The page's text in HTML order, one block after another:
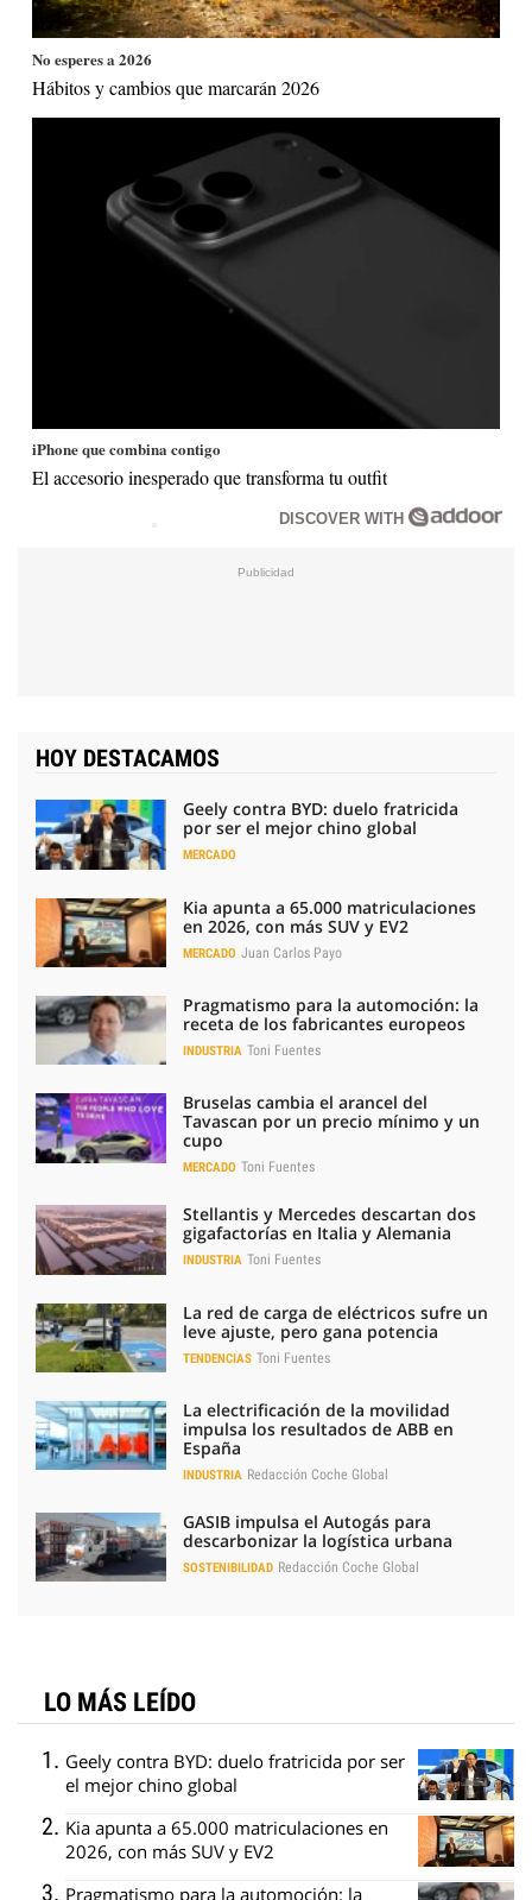
No esperes a 2026
Hábitos y cambios que marcarán 2026
iPhone que combina contigo
El accesorio inesperado que transforma tu outfit
DISCOVER WITH
HOY DESTACAMOS
Geely contra BYD: duelo fratricida
por ser el mejor chino global
MERCADO
Kia apunta a 65.000 matriculaciones
en 2026, con más SUV y EV2
MERCADO Juan Carlos Payo
Pragmatismo para la automoción: la
receta de los fabricantes europeos
INDUSTRIA Toni Fuentes
Bruselas cambia el arancel del
Tavascan por un precio mínimo y un
cupo
MERCADO Toni Fuentes
Stellantis y Mercedes descartan dos
gigafactorías en Italia y Alemania
INDUSTRIA Toni Fuentes
La red de carga de eléctricos sufre un
leve ajuste, pero gana potencia
TENDENCIAS Toni Fuentes
La electrificación de la movilidad
impulsa los resultados de ABB en
España
INDUSTRIA Redacción Coche Global
GASIB impulsa el Autogás para
descarbonizar la logística urbana
SOSTENIBILIDAD Redacción Coche Global
LO MÁS LEÍDO
Geely contra BYD: duelo fratricida por ser
el mejor chino global
Kia apunta a 65.000 matriculaciones en
2026, con más SUV y EV2
Pragmatismo para la automoción: la